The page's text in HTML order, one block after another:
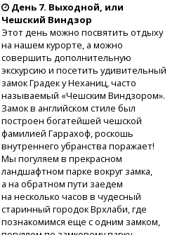
День 7. Выходной, или
Чешский Виндзор
Этот день можно посвятить отдыху
на нашем курорте, а можно
совершить дополнительную
экскурсию и посетить удивительный
замок Градек у Неханиц, часто
называемый «Чешским Виндзором».
Замок в английском стиле был
построен богатейшей чешской
фамилией Гаррахоф, роскошь
внутреннего убранства поражает!
Мы погуляем в прекрасном
ландшафтном парке вокруг замка,
а на обратном пути заедем
на несколько часов в чудесный
старинный городок Врхлаби, где
познакомимся еще с одним замком,